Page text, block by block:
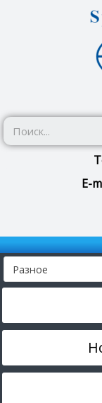
E-
Разное